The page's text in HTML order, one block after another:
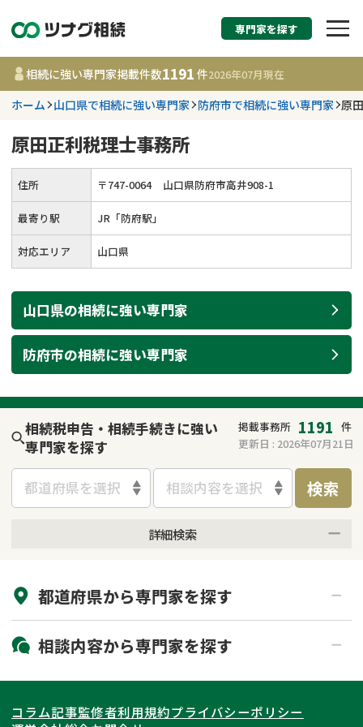
相続税申告・相続手
す
事務所 1191
遺言書作成・遺言執行
相続登記
遺留分侵害額請求
贈与税
相続人調査
不動産評価(相続不動
産)
費用相場
コラム
相続手続き
不動産の相続
相続登記
調査・アンケート
専門家を探す
相続に強い専門家掲載件数1191 件2026年07月現在
ホーム 山口県で相続に強い専門家 防府市で相続に強い専門家 原
原田正利税理士事務所
住所 〒747-0064 山口県防府市高井908-1
最寄り駅 JR「防府駅」
対応エリア 山口県
山口県の相続に強い専門家
防府市の相続に強い専門家
相続税申告・相続手続きに強い
専門家を探す
掲載事務所 1191 件
更新日 : 2026年07月21日
都道府県を選択 相談内容を選択 検索
詳細検索
初回相談無料
土日祝の相談可能
都道府県から専門家を探す
北海道・東北
北海道 青森県
関東
相談内容から専門家を探す
相続登記
遺産分割
コラム記事監修者利用規約プライバシーポリシー